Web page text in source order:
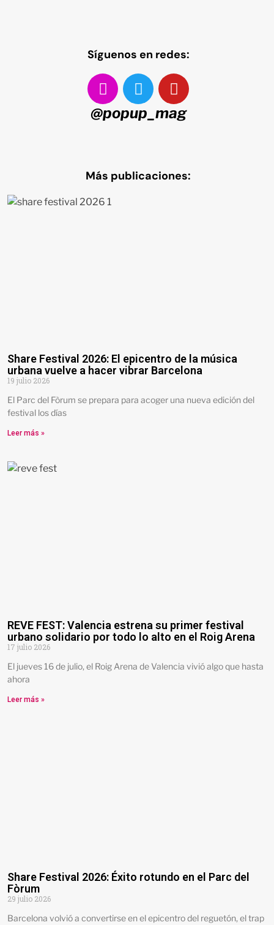
Síguenos en redes:
@popup_mag
Más publicaciones:
Share Festival 2026: El epicentro de la música
urbana vuelve a hacer vibrar Barcelona
19 julio 2026
El Parc del Fòrum se prepara para acoger una nueva edición del
festival los días
Leer más »
REVE FEST: Valencia estrena su primer festival
urbano solidario por todo lo alto en el Roig Arena
17 julio 2026
El jueves 16 de julio, el Roig Arena de Valencia vivió algo que hasta
ahora
Leer más »
Share Festival 2026: Éxito rotundo en el Parc del
Fòrum
29 julio 2026
Barcelona volvió a convertirse en el epicentro del reguetón, el trap